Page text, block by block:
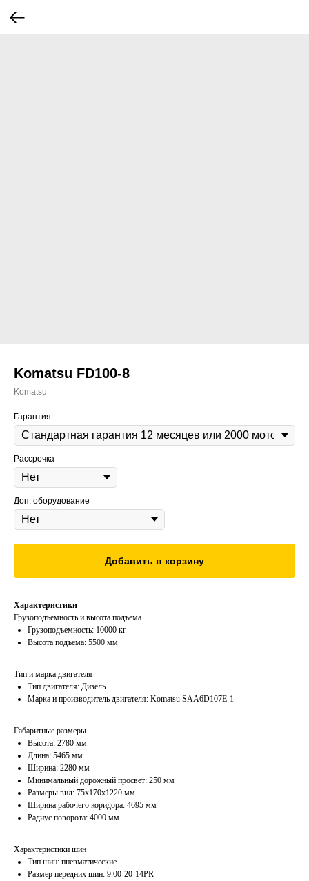
Komatsu FD100-8
Komatsu
Гарантия
Рассрочка
Доп. оборудование
Добавить в корзину
Характеристики
Грузоподъемность и высота подъема
Грузоподъемность: 10000 кг
Высота подъема: 5500 мм
Тип и марка двигателя
Тип двигателя: Дизель
Марка и производитель двигателя: Komatsu SAA6D107E-1
Габаритные размеры
Высота: 2780 мм
Длина: 5465 мм
Ширина: 2280 мм
Минимальный дорожный просвет: 250 мм
Размеры вил: 75х170х1220 мм
Ширина рабочего коридора: 4695 мм
Радиус поворота: 4000 мм
Характеристики шин
Тип шин: пневматические
Размер передних шин: 9.00-20-14PR